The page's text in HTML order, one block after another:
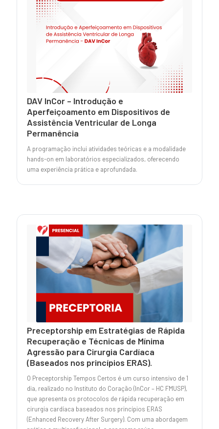
DAV InCor – Introdução e
Aperfeiçoamento em Dispositivos de
Assistência Ventricular de Longa
Permanência
A programação inclui atividades teóricas e a modalidade
hands-on em laboratórios especializados, oferecendo
uma experiência prática e aprofundada.
Preceptorship em Estratégias de Rápida
Recuperação e Técnicas de Mínima
Agressão para Cirurgia Cardíaca
(Baseados nos princípios ERAS).
O Preceptorship Tempos Certos é um curso intensivo de 1
dia, realizado no Instituto do Coração (InCor – HC FMUSP),
que apresenta os protocolos de rápida recuperação em
cirurgia cardíaca baseados nos princípios ERAS
(Enhanced Recovery After Surgery). Com uma abordagem